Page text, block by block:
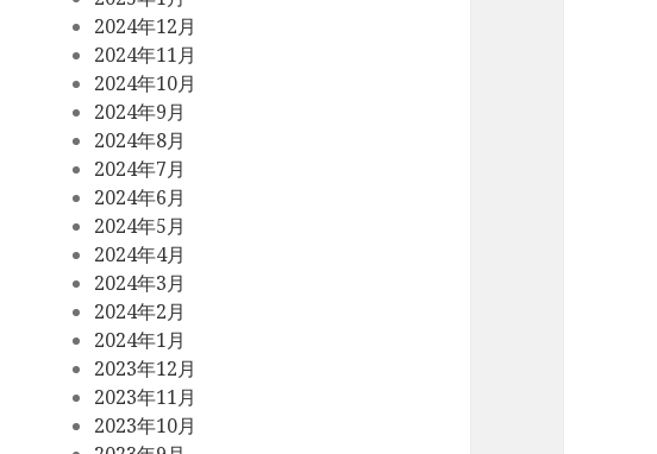
2024年12月
2024年11月
2024年10月
2024年9月
2024年8月
2024年7月
2024年6月
2024年5月
2024年4月
2024年3月
2024年2月
2024年1月
2023年12月
2023年11月
2023年10月